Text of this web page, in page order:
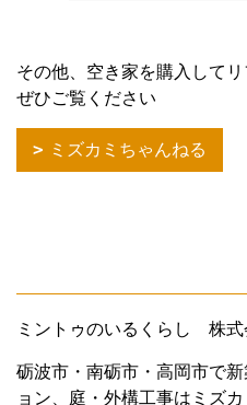
その他、空き家を購入して
ぜひご覧ください
ミズカミちゃんねる
ミントゥのいるくらし 株式
砺波市・南砺市・高岡市で
ョン、庭・外構工事はミズ